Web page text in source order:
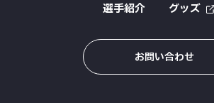
選手紹介 グッズ
お問い合わせ